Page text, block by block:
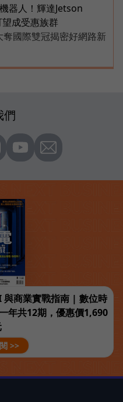
器人！輝達Jetson
成受惠族群
國際雙冠揭密好網路新
們
與商業實戰指南 | 數位時
年共12期，優惠價1,690
>>